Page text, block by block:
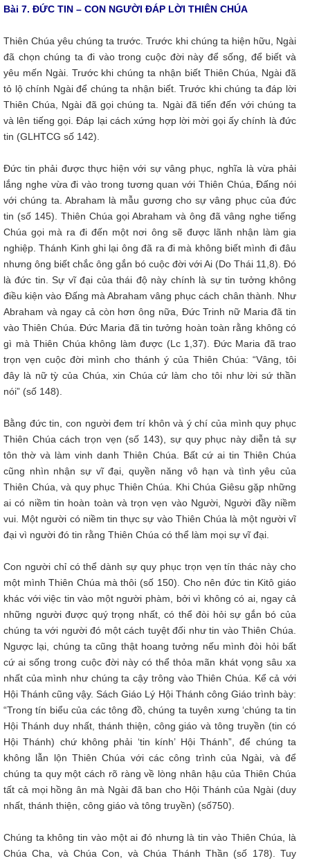
Bài 7. ĐỨC TIN – CON NGƯỜI ĐÁP LỜI THIÊN CHÚA
Thiên Chúa yêu chúng ta trước. Trước khi chúng ta hiện hữu, Ngài
đã chọn chúng ta đi vào trong cuộc đời này để sống, để biết và
yêu mến Ngài. Trước khi chúng ta nhận biết Thiên Chúa, Ngài đã
tỏ lộ chính Ngài để chúng ta nhận biết. Trước khi chúng ta đáp lời
Thiên Chúa, Ngài đã gọi chúng ta. Ngài đã tiến đến với chúng ta
và lên tiếng gọi. Đáp lại cách xứng hợp lời mời gọi ấy chính là đức
tin (GLHTCG số 142).
Đức tin phải được thực hiện với sự vâng phục, nghĩa là vừa phải
lắng nghe vừa đi vào trong tương quan với Thiên Chúa, Đấng nói
với chúng ta. Abraham là mẫu gương cho sự vâng phục của đức
tin (số 145). Thiên Chúa gọi Abraham và ông đã vâng nghe tiếng
Chúa gọi mà ra đi đến một nơi ông sẽ được lãnh nhận làm gia
nghiệp. Thánh Kinh ghi lại ông đã ra đi mà không biết mình đi đâu
nhưng ông biết chắc ông gắn bó cuộc đời với Ai (Do Thái 11,8). Đó
là đức tin. Sự vĩ đại của thái độ này chính là sự tin tưởng không
điều kiện vào Đấng mà Abraham vâng phục cách chân thành. Như
Abraham và ngay cả còn hơn ông nữa, Đức Trinh nữ Maria đã tin
vào Thiên Chúa. Đức Maria đã tin tưởng hoàn toàn rằng không có
gì mà Thiên Chúa không làm được (Lc 1,37). Đức Maria đã trao
trọn vẹn cuộc đời mình cho thánh ý của Thiên Chúa: “Vâng, tôi
đây là nữ tỳ của Chúa, xin Chúa cứ làm cho tôi như lời sứ thần
nói” (số 148).
Bằng đức tin, con người đem trí khôn và ý chí của mình quy phục
Thiên Chúa cách trọn vẹn (số 143), sự quy phục này diễn tả sự
tôn thờ và làm vinh danh Thiên Chúa. Bất cứ ai tin Thiên Chúa
cũng nhìn nhận sự vĩ đại, quyền năng vô hạn và tình yêu của
Thiên Chúa, và quy phục Thiên Chúa. Khi Chúa Giêsu gặp những
ai có niềm tin hoàn toàn và trọn vẹn vào Người, Người đầy niềm
vui. Một người có niềm tin thực sự vào Thiên Chúa là một người vĩ
đại vì người đó tin rằng Thiên Chúa có thể làm mọi sự vĩ đại.
Con người chỉ có thể dành sự quy phục trọn vẹn tín thác này cho
một mình Thiên Chúa mà thôi (số 150). Cho nên đức tin Kitô giáo
khác với việc tin vào một người phàm, bởi vì không có ai, ngay cả
những người được quý trọng nhất, có thể đòi hỏi sự gắn bó của
chúng ta với người đó một cách tuyệt đối như tin vào Thiên Chúa.
Ngược lại, chúng ta cũng thật hoang tưởng nếu mình đòi hỏi bất
cứ ai sống trong cuộc đời này có thể thỏa mãn khát vọng sâu xa
nhất của mình như chúng ta cậy trông vào Thiên Chúa. Kể cả với
Hội Thánh cũng vậy. Sách Giáo Lý Hội Thánh công Giáo trình bày:
“Trong tín biểu của các tông đồ, chúng ta tuyên xưng ‘chúng ta tin
Hội Thánh duy nhất, thánh thiện, công giáo và tông truyền (tin có
Hội Thánh) chứ không phải ‘tin kính’ Hội Thánh”, để chúng ta
không lẫn lộn Thiên Chúa với các công trình của Ngài, và để
chúng ta quy một cách rõ ràng về lòng nhân hậu của Thiên Chúa
tất cả mọi hồng ân mà Ngài đã ban cho Hội Thánh của Ngài (duy
nhất, thánh thiện, công giáo và tông truyền) (số750).
Chúng ta không tin vào một ai đó nhưng là tin vào Thiên Chúa, là
Chúa Cha, và Chúa Con, và Chúa Thánh Thần (số 178). Tuy